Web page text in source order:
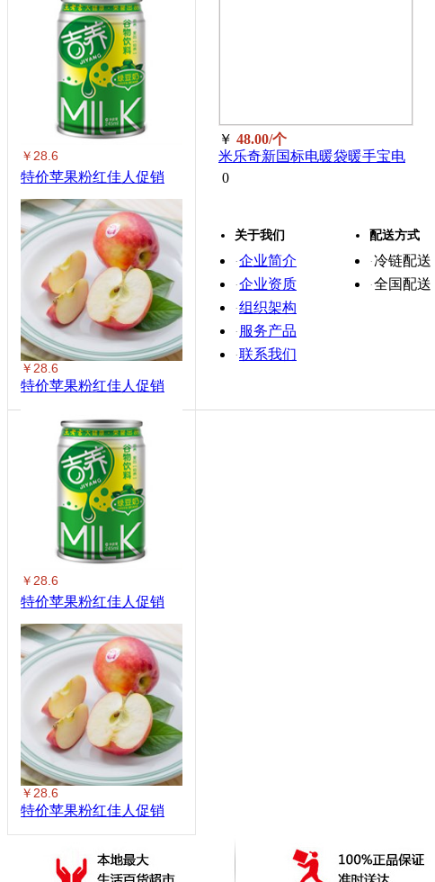
￥28.6
特价苹果粉红佳人促销
￥28.6
特价苹果粉红佳人促销
￥28.6
特价苹果粉红佳人促销
￥28.6
特价苹果粉红佳人促销
￥ 48.00/个
米乐奇新国标电暖袋暖手宝电
热水袋暖宝宝颜色随机
0
关于我们
·企业简介
·企业资质
·组织架构
· 服务产品
·联系我们
配送方式
·冷链配送
·全国配送